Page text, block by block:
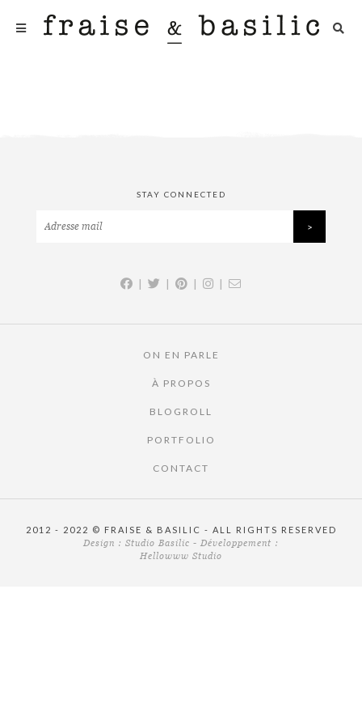
STAY CONNECTED
| | | |
ON EN PARLE
À PROPOS
BLOGROLL
PORTFOLIO
CONTACT
2012 - 2022 © FRAISE & BASILIC - ALL RIGHTS RESERVED
Design : Studio Basilic - Développement :
Hellowww Studio